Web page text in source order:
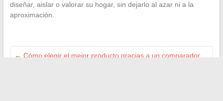
diseñar, aislar o valorar su hogar, sin dejarlo al azar ni a la
aproximación.
← Cómo elegir el mejor producto gracias a un comparador